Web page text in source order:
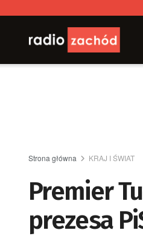
Strona główna KRAJ I ŚWIAT
Premier
prezesa